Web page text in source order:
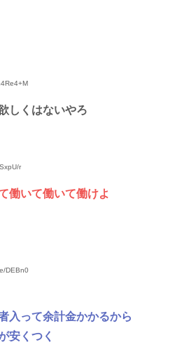
しくはないやろ
r
働いて働いて働けよ
DEBn0
入って余計金かかるから
安くつく